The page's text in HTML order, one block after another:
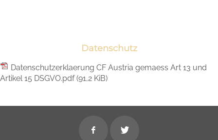
Datenschutz
Datenschutzerklaerung CF Austria gemaess Art 13 und
Artikel 15 DSGVO.pdf(91,2 KiB)